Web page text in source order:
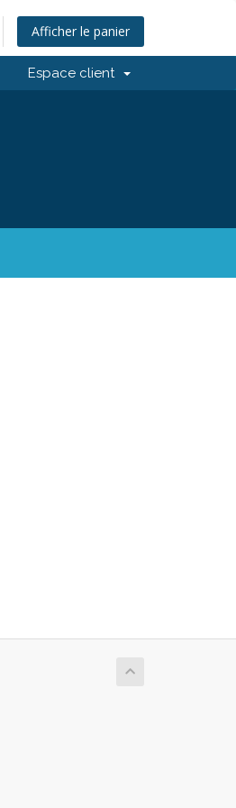
Afficher le panier
Espace client